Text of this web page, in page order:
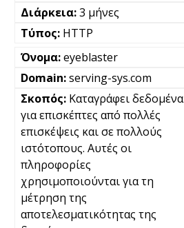
3 μήνες
HTTP
eyeblaster
serving-sys.com
Καταγράφει δεδομένα
για επισκέπτες από πολλές
επισκέψεις και σε πολλούς
ιστότοπους. Αυτές οι
πληροφορίες
χρησιμοποιούνται για τη
μέτρηση της
αποτελεσματικότητας της